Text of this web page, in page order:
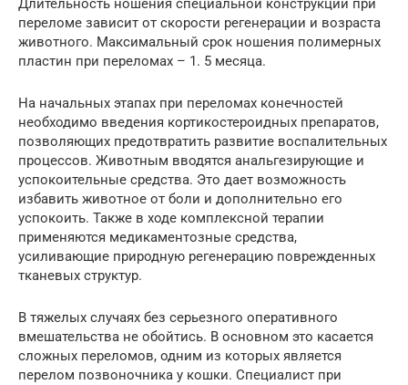
Длительность ношения специальной конструкции при
переломе зависит от скорости регенерации и возраста
животного. Максимальный срок ношения полимерных
пластин при переломах – 1. 5 месяца.
На начальных этапах при переломах конечностей
необходимо введения кортикостероидных препаратов,
позволяющих предотвратить развитие воспалительных
процессов. Животным вводятся анальгезирующие и
успокоительные средства. Это дает возможность
избавить животное от боли и дополнительно его
успокоить. Также в ходе комплексной терапии
применяются медикаментозные средства,
усиливающие природную регенерацию поврежденных
тканевых структур.
В тяжелых случаях без серьезного оперативного
вмешательства не обойтись. В основном это касается
сложных переломов, одним из которых является
перелом позвоночника у кошки. Специалист при